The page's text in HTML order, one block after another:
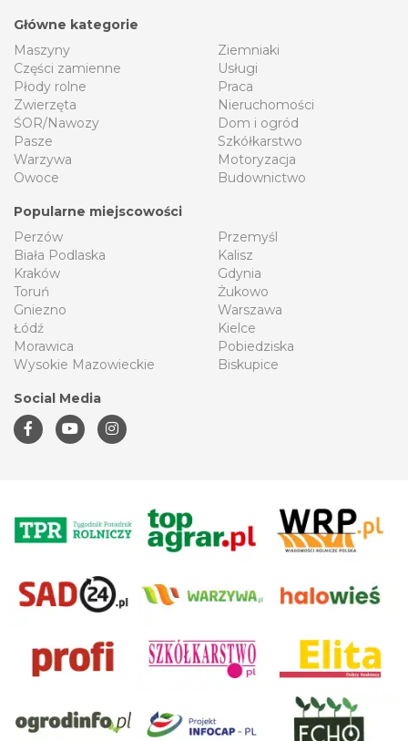
Główne kategorie
Maszyny
Części zamienne
Płody rolne
Zwierzęta
ŚOR/Nawozy
Pasze
Warzywa
Owoce
Ziemniaki
Usługi
Praca
Nieruchomości
Dom i ogród
Szkółkarstwo
Motoryzacja
Budownictwo
Popularne miejscowości
Perzów
Biała Podlaska
Kraków
Toruń
Gniezno
Łódź
Morawica
Wysokie Mazowieckie
Przemyśl
Kalisz
Gdynia
Żukowo
Warszawa
Kielce
Pobiedziska
Biskupice
Social Media